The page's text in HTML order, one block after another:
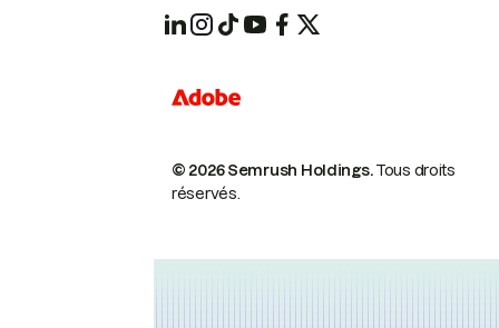
© 2026 Semrush Holdings.Tous droits
réservés.